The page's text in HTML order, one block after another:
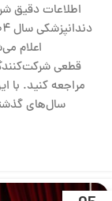
اطلاعات دقیق
اعلام
قطعی
مراجعه کنید. با
سال‌های